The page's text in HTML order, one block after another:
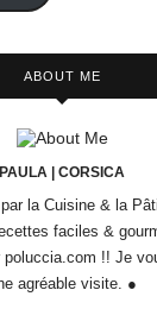
ABOUT ME
PAULA | CORSICA
la Cuisine & la
faciles &
poluccia.com !! Je
agréable visite. ●